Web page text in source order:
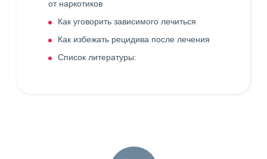
от наркотиков
Как уговорить зависимого лечиться
Как избежать рецидива после лечения
Список литературы: